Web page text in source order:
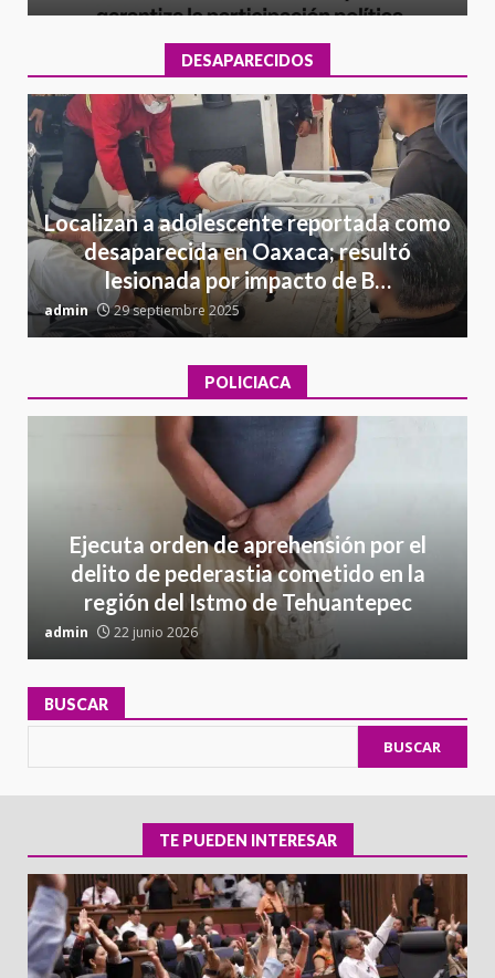
DESAPARECIDOS
Localizan a adolescente reportada como
desaparecida en Oaxaca; resultó
lesionada por impacto de B…
admin 29 septiembre 2025
POLICIACA
Ejecuta orden de aprehensión por el
delito de pederastia cometido en la
región del Istmo de Tehuantepec
admin 22 junio 2026
BUSCAR
BUSCAR
TE PUEDEN INTERESAR